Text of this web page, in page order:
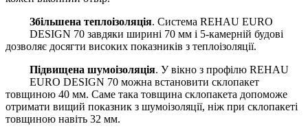
Збільшена теплоізоляція. Система REHAU EURO
DESIGN 70 завдяки ширині 70 мм і 5-камерній будові
дозволяє досягти високих показників з теплоізоляції.
Підвищена шумоізоляція. У вікно з профілю REHAU
EURO DESIGN 70 можна встановити склопакет
товщиною 40 мм. Саме така товщина склопакета допоможе
отримати вищий показник з шумоізоляції, ніж при склопакеті
товщиною навіть 32 мм.